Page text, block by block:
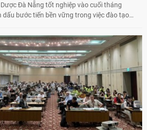
Đà Nẵng tốt nghiệp vào cuối tháng
dấu bước tiến bền vững trong việc đào tạo